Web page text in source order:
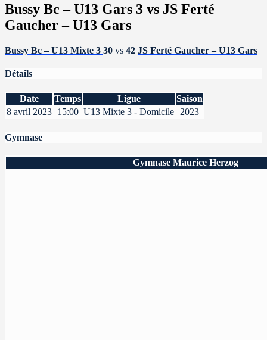
Bussy Bc – U13 Gars 3 vs JS Ferté
Gaucher – U13 Gars
Bussy Bc – U13 Mixte 3 30 vs 42 JS Ferté Gaucher – U13 Gars
Détails
Date Temps Ligue
Saison
8 avril 2023 15:00 U13 Mixte 3 - Domicile 2023
Gymnase
Gymnase Maurice Herzog